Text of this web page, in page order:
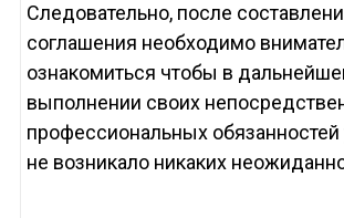
Следовательно, после
соглашения необходимо
ознакомиться чтобы в
выполнении своих
профессиональных обязанностей
не возникало никаких